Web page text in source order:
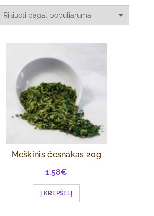
Meškinis česnakas 20g
1.58€
Į KREPŠELĮ